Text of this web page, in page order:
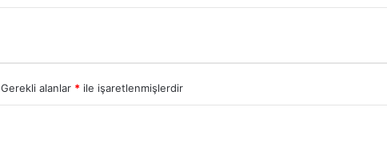
Gerekli alanlar * ile işaretlenmişlerdir